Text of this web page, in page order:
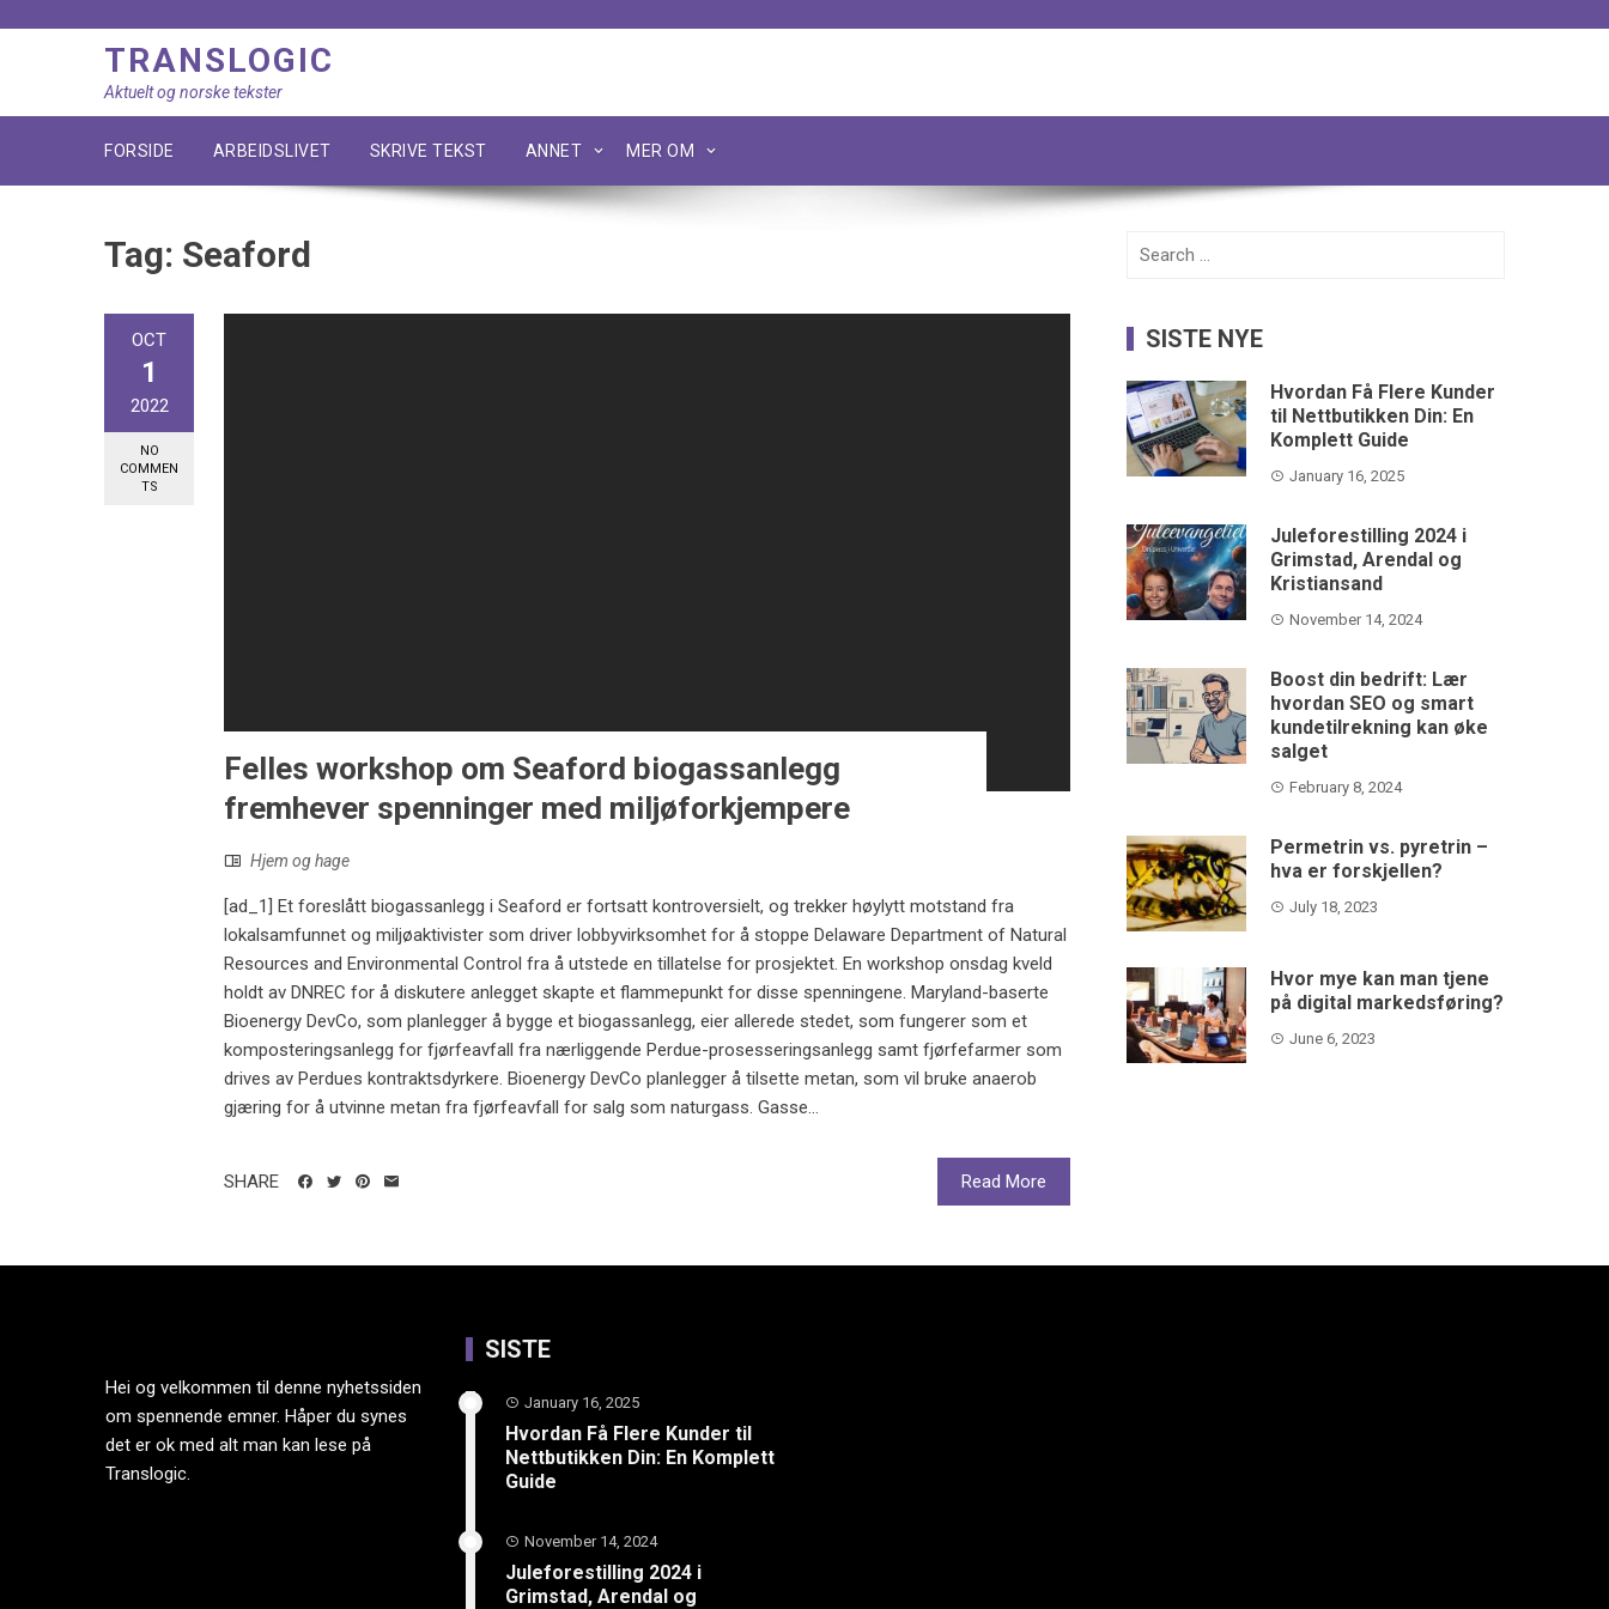
TRANSLOGIC
Aktuelt og norske tekster
FORSIDE ARBEIDSLIVET SKRIVE TEKST ANNET MER OM
Tag: Seaford
OCT
1
2022
NO
COMMEN
TS
Felles workshop om Seaford biogassanlegg
fremhever spenninger med miljøforkjempere
Hjem og hage
[ad_1] Et foreslått biogassanlegg i Seaford er fortsatt kontroversielt, og trekker høylytt motstand fra
lokalsamfunnet og miljøaktivister som driver lobbyvirksomhet for å stoppe Delaware Department of Natural
Resources and Environmental Control fra å utstede en tillatelse for prosjektet. En workshop onsdag kveld
holdt av DNREC for å diskutere anlegget skapte et flammepunkt for disse spenningene. Maryland-baserte
Bioenergy DevCo, som planlegger å bygge et biogassanlegg, eier allerede stedet, som fungerer som et
komposteringsanlegg for fjørfeavfall fra nærliggende Perdue-prosesseringsanlegg samt fjørfefarmer som
drives av Perdues kontraktsdyrkere. Bioenergy DevCo planlegger å tilsette metan, som vil bruke anaerob
gjæring for å utvinne metan fra fjørfeavfall for salg som naturgass. Gasse...
Read More
SHARE
Search
SISTE NYE
Hvordan Få Flere Kunder
til Nettbutikken Din: En
Komplett Guide
January 16, 2025
Juleforestilling 2024 i
Grimstad, Arendal og
Kristiansand
November 14, 2024
Boost din bedrift: Lær
hvordan SEO og smart
kundetilrekning kan øke
salget
February 8, 2024
Permetrin vs. pyretrin –
hva er forskjellen?
July 18, 2023
Hvor mye kan man tjene
på digital markedsføring?
June 6, 2023
Hei og velkommen til denne nyhetssiden
om spennende emner. Håper du synes
det er ok med alt man kan lese på
Translogic.
SISTE
January 16, 2025
Hvordan Få Flere Kunder til
Nettbutikken Din: En Komplett
Guide
November 14, 2024
Juleforestilling 2024 i
Grimstad, Arendal og